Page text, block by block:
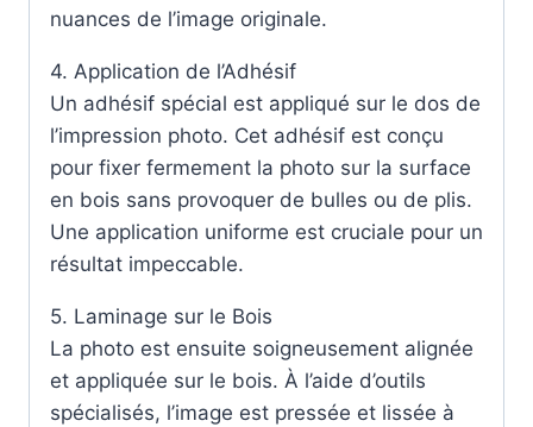
nuances de l’image originale.
4. Application de l’Adhésif
Un adhésif spécial est appliqué sur le dos de
l’impression photo. Cet adhésif est conçu
pour fixer fermement la photo sur la surface
en bois sans provoquer de bulles ou de plis.
Une application uniforme est cruciale pour un
résultat impeccable.
5. Laminage sur le Bois
La photo est ensuite soigneusement alignée
et appliquée sur le bois. À l’aide d’outils
spécialisés, l’image est pressée et lissée à